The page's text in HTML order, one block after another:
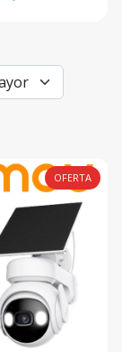
OFERTA